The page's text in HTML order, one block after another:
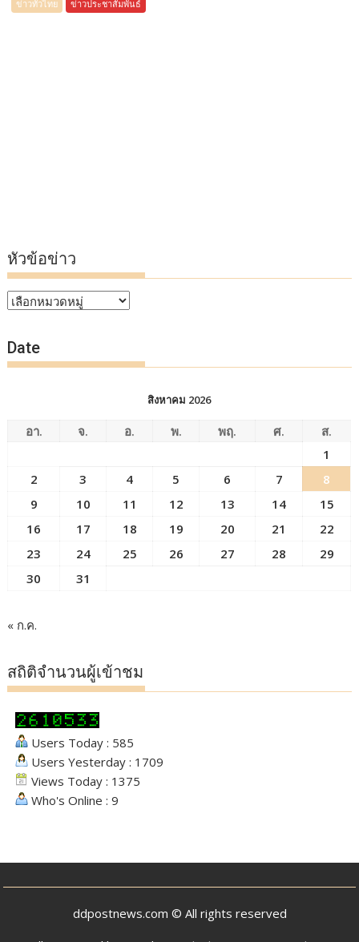
ข่าวทั่วไทย ข่าวประชาสัมพันธ์
หัวข้อข่าว
หัวข้อ
Date
สิงหาคม 2026
อา. จ. อ. พ. พฤ. ศ.
ส.
1
2
3 4 5 6 7
8
9
10 11 12 13 14
15
16
17 18 19 20 21
22
23
24 25 26 27 28
29
30
31
« ก.ค.
สถิติจำนวนผู้เข้าชม
Users Today : 585
Users Yesterday : 1709
Views Today : 1375
Who's Online : 9
ddpostnews.com © All rights reserved